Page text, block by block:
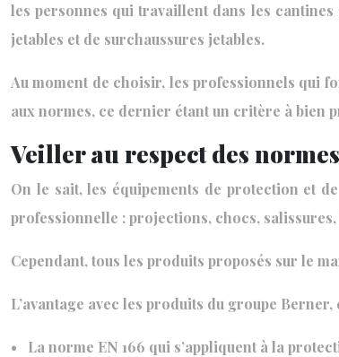
les personnes qui travaillent dans les
jetables et de surchaussures jetables.
Au moment de choisir, les professionnels qui
aux normes, ce dernier étant un critère à bien
Veiller au respect des
On le sait, les équipements de protection et
professionnelle : projections, chocs,
Cependant, tous les produits proposés sur le
L’avantage avec les produits du groupe
• La norme EN 166 qui s’appliquent à la